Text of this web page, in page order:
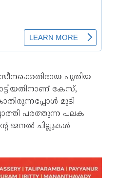
പുതിയ
കേസ്,
മുടി
പരത്തുന്ന പലക
ജനല്‍ ചില്ലുകള്‍